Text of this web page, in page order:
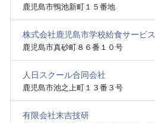
鹿児島市鴨池新町１５番地
株式会社鹿児島市学校給食サービス
鹿児島市真砂町８６番１０号
人日スクール合同会社
鹿児島市池之上町１３番３号
有限会社末吉技研